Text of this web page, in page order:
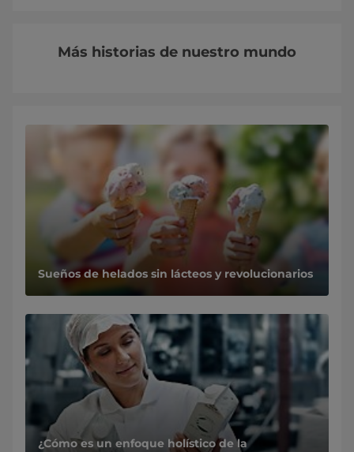
Más historias de nuestro mundo
Sueños de helados sin lácteos y revolucionarios
¿Cómo es un enfoque holístico de la